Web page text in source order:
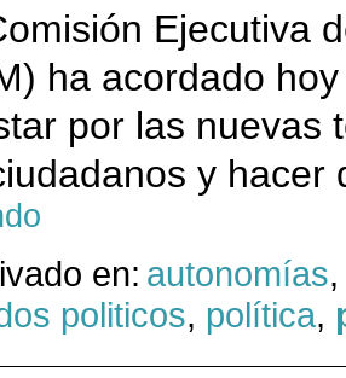
Ejecutiva
ha acordado
por las nuevas
y
en: autonomías
politicos, política,